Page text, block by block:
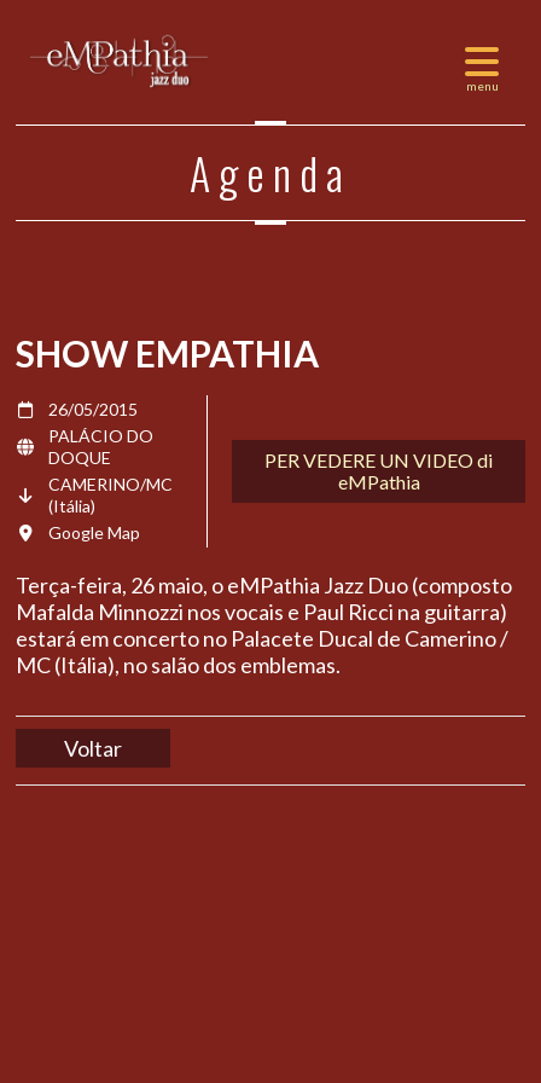
Agenda
SHOW EMPATHIA
26/05/2015
PALÁCIO DO
DOQUE
CAMERINO/MC
(Itália)
Google Map
PER VEDERE UN VIDEO di
eMPathia
Terça-feira, 26 maio, o eMPathia Jazz Duo (composto
Mafalda Minnozzi nos vocais e Paul Ricci na guitarra)
estará em concerto no Palacete Ducal de Camerino /
MC (Itália), no salão dos emblemas.
Voltar